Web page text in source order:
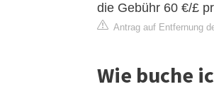
die Gebühr 60 €/£
Antrag auf Entfernung
Wie buche